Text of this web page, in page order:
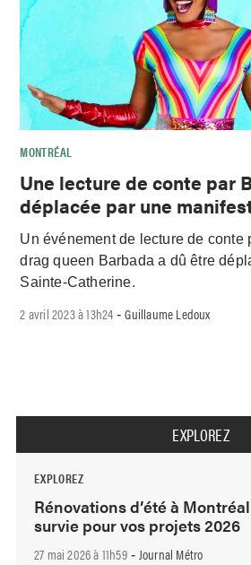
MONTRÉAL
Une lecture de conte par
déplacée par une
Un événement de lecture de conte
drag queen Barbada a dû être
Sainte-Catherine.
2 avril 2023 à 13h24 -Guillaume Ledoux
EXPLOREZ
EXPLOREZ
Rénovations d’été à
survie pour vos projets 2026
27 mai 2026 à 11h59- Journal Métro